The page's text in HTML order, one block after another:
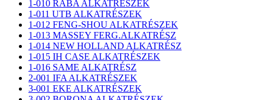
1-010 RÁBA ALKATRÉSZEK
1-011 UTB ALKATRÉSZEK
1-012 FENG-SHOU ALKATRÉSZEK
1-013 MASSEY FERG.ALKATRÉSZ
1-014 NEW HOLLAND ALKATRÉSZ
1-015 IH CASE ALKATRÉSZEK
1-016 SAME ALKATRÉSZ
2-001 IFA ALKATRÉSZEK
3-001 EKE ALKATRÉSZEK